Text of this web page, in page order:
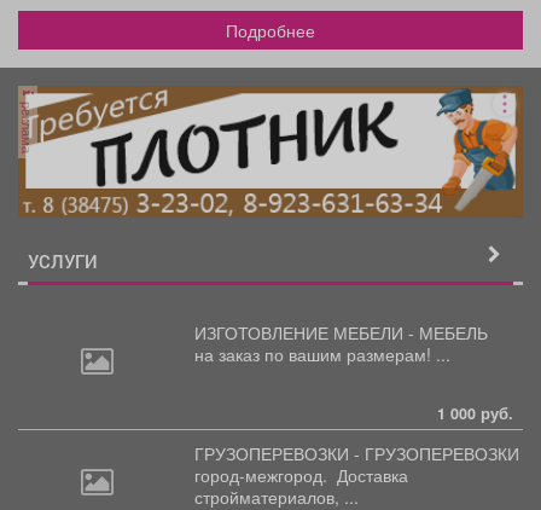
Подробнее
реклама
УСЛУГИ
ИЗГОТОВЛЕНИЕ МЕБЕЛИ - МЕБЕЛЬ
на заказ по вашим размерам! ...
1 000 руб.
ГРУЗОПЕРЕВОЗКИ - ГРУЗОПЕРЕВОЗКИ
город-межгород. Доставка
стройматериалов, ...